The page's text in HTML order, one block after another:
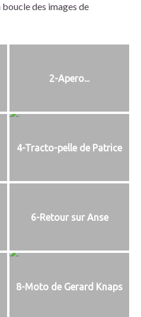
des images de
2-Apero...
4-Tracto-pelle de Patrice
6-Retour sur Anse
8-Moto de Gerard Knaps